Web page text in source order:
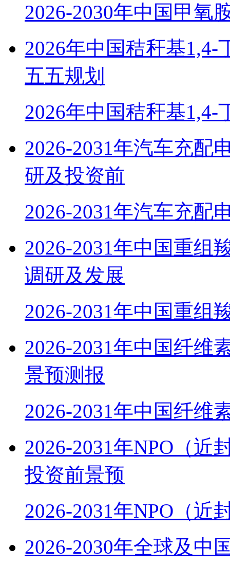
2026-2030年中国甲氧
2026年中国秸秆基1,4-
五五规划
2026年中国秸秆基1,4-
2026-2031年汽车充配
研及投资前
2026-2031年汽车充配
2026-2031年中国重组
调研及发展
2026-2031年中国重组
2026-2031年中国纤维
景预测报
2026-2031年中国纤维
2026-2031年NPO（近
投资前景预
2026-2031年NPO（近
2026-2030年全球及中